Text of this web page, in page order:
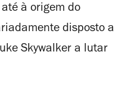
à origem do
disposto a
Skywalker a lutar